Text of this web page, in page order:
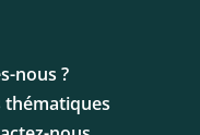
nous ?
thématiques